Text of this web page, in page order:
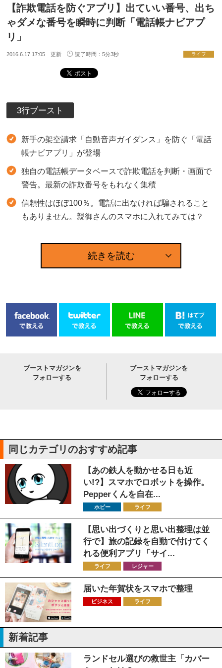
【詐欺電話を防ぐアプリ】出ていい番号、出ち
ゃダメな番号を瞬時に判断「電話帳ナビアプ
リ」
2016.6.17 17:05 更新 読了時間：5分3秒 ライフ
3行ブースト
新手の架空請求「自動音声ガイダンス」を防ぐ「電話
帳ナビアプリ」が登場
独自の電話帳データベースで詐欺電話を判断・画面で
警告。最新の詐欺番号をもれなく集積
信頼性はほぼ100％。電話に出なければ騙されること
もありません。親御さんのスマホに入れてみては？
続きを読む
ブーストマガジンを
フォローする
ブーストマガジンを
フォローする
同じカテゴリのおすすめ記事
【あの鉄人を動かせる日も近
い!?】スマホでロボットを操作。
Pepperくんを自在...
ホビー ライフ
【思い出づくりと思い出整理は並
行で】旅の記録を自動で付けてく
れる便利アプリ「サイ...
ライフ レジャー
届いた年賀状をスマホで整理
ビジネス ライフ
新着記事
ランドセル選びの救世主「カバー